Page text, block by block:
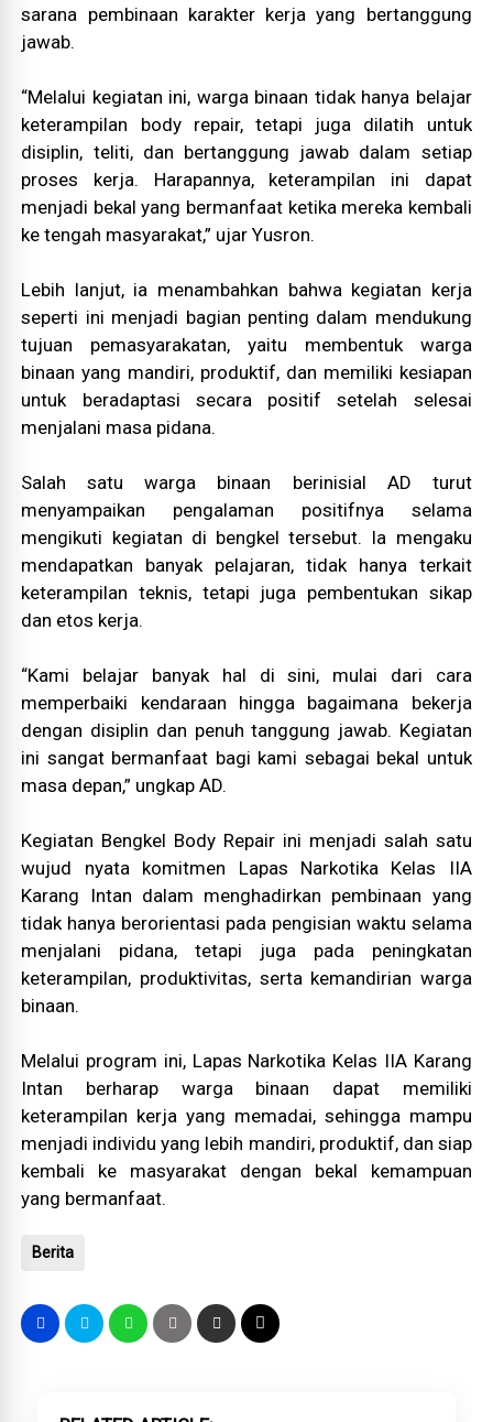
sarana pembinaan karakter kerja yang bertanggung
jawab.
“Melalui kegiatan ini, warga binaan tidak hanya belajar
keterampilan body repair, tetapi juga dilatih untuk
disiplin, teliti, dan bertanggung jawab dalam setiap
proses kerja. Harapannya, keterampilan ini dapat
menjadi bekal yang bermanfaat ketika mereka kembali
ke tengah masyarakat,” ujar Yusron.
Lebih lanjut, ia menambahkan bahwa kegiatan kerja
seperti ini menjadi bagian penting dalam mendukung
tujuan pemasyarakatan, yaitu membentuk warga
binaan yang mandiri, produktif, dan memiliki kesiapan
untuk beradaptasi secara positif setelah selesai
menjalani masa pidana.
Salah satu warga binaan berinisial AD turut
menyampaikan pengalaman positifnya selama
mengikuti kegiatan di bengkel tersebut. Ia mengaku
mendapatkan banyak pelajaran, tidak hanya terkait
keterampilan teknis, tetapi juga pembentukan sikap
dan etos kerja.
“Kami belajar banyak hal di sini, mulai dari cara
memperbaiki kendaraan hingga bagaimana bekerja
dengan disiplin dan penuh tanggung jawab. Kegiatan
ini sangat bermanfaat bagi kami sebagai bekal untuk
masa depan,” ungkap AD.
Kegiatan Bengkel Body Repair ini menjadi salah satu
wujud nyata komitmen Lapas Narkotika Kelas IIA
Karang Intan dalam menghadirkan pembinaan yang
tidak hanya berorientasi pada pengisian waktu selama
menjalani pidana, tetapi juga pada peningkatan
keterampilan, produktivitas, serta kemandirian warga
binaan.
Melalui program ini, Lapas Narkotika Kelas IIA Karang
Intan berharap warga binaan dapat memiliki
keterampilan kerja yang memadai, sehingga mampu
menjadi individu yang lebih mandiri, produktif, dan siap
kembali ke masyarakat dengan bekal kemampuan
yang bermanfaat.
Berita